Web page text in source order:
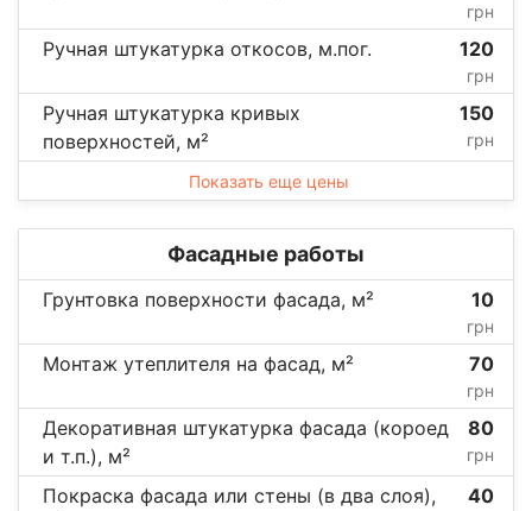
грн
Ручная штукатурка откосов, м.пог. 120
грн
Ручная штукатурка кривых
поверхностей, м²
150
грн
Показать еще цены
Фасадные работы
Грунтовка поверхности фасада, м² 10
грн
Монтаж утеплителя на фасад, м² 70
грн
Декоративная штукатурка фасада (короед
и т.п.), м²
80
грн
Покраска фасада или стены (в два слоя),
40